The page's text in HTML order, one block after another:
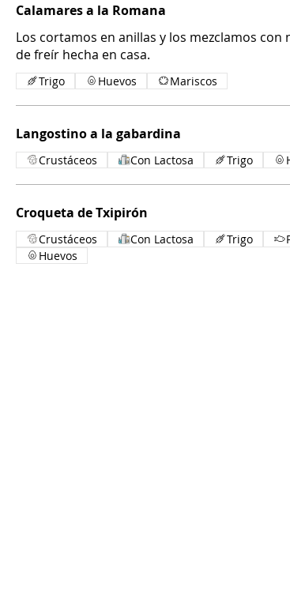
Calamares a la Romana
Los cortamos en anillas y los mezclamos con
de freír hecha en casa.
Trigo Huevos Mariscos
Langostino a la gabardina
Crustáceos Con Lactosa Trigo
Croqueta de Txipirón
Crustáceos Con Lactosa Trigo
Huevos